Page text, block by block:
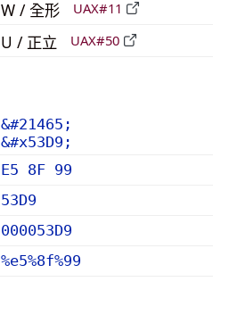
W / 全形 UAX#11
U / 正立 UAX#50
&#21465;
&#x53D9;
E5 8F 99
53D9
000053D9
%e5%8f%99